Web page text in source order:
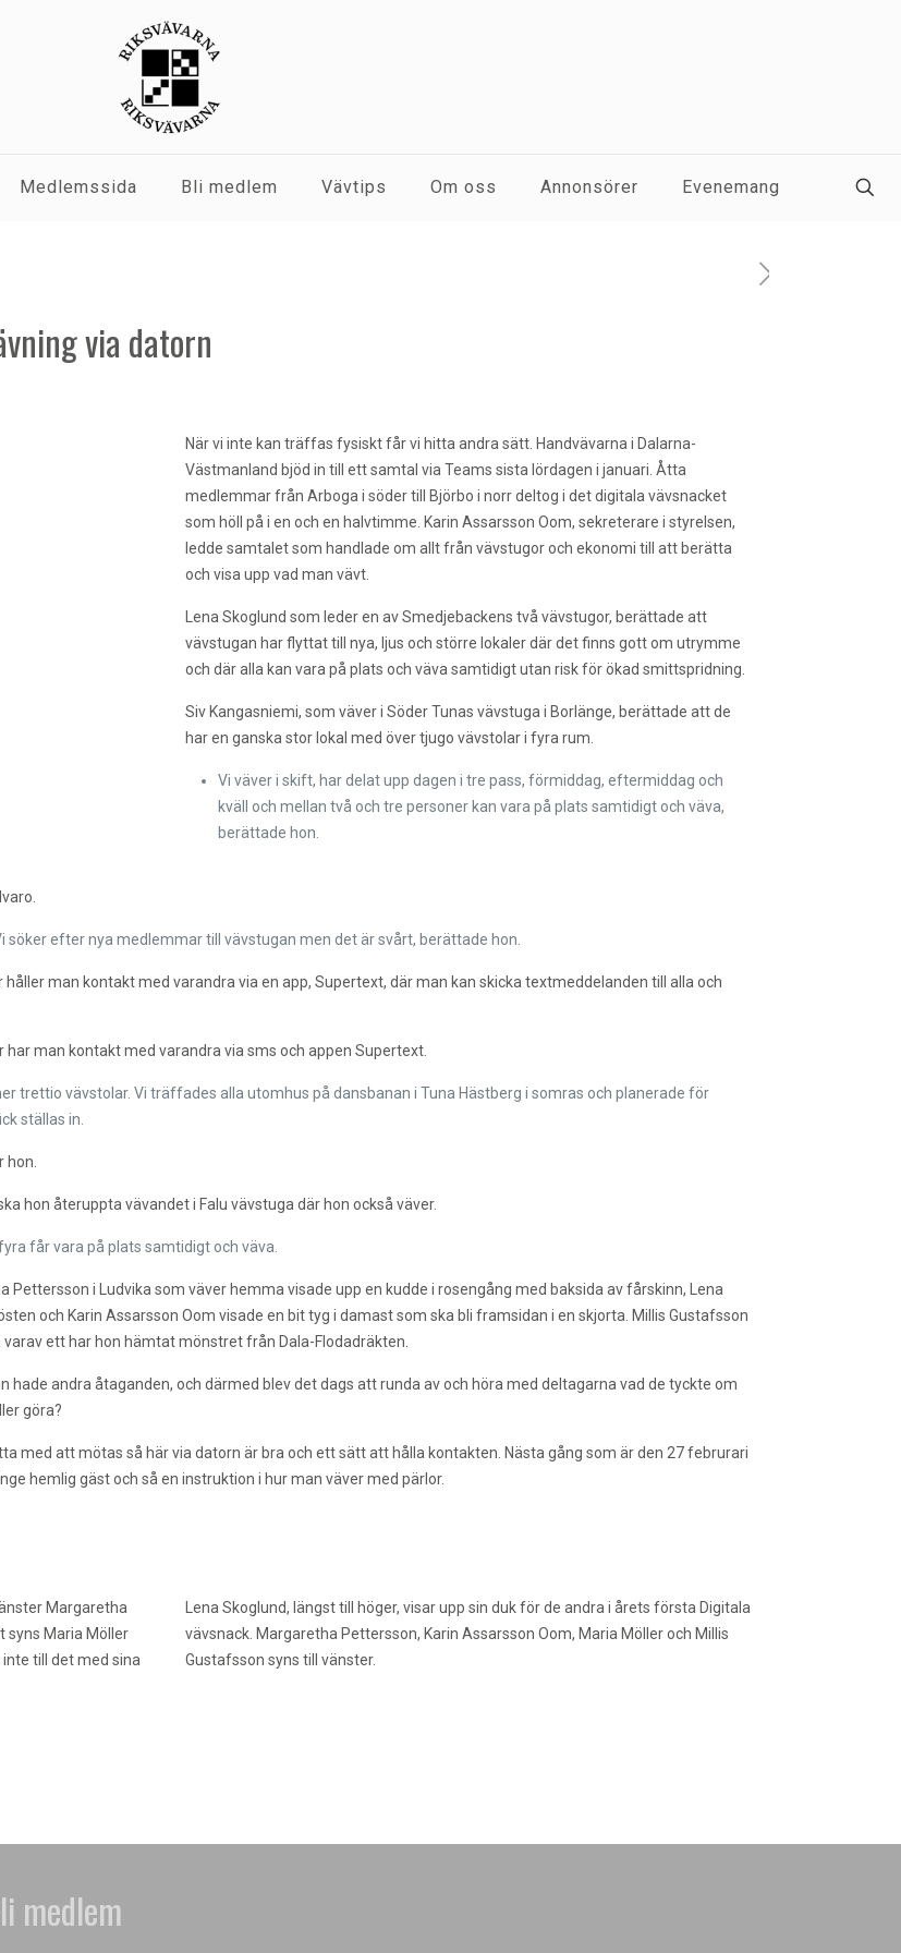
Medlemssida Bli medlem Vävtips Om oss Annonsörer Evenemang
via datorn
När vi inte kan träffas fysiskt får vi hitta andra sätt. Handvävarna i Dalarna-
Västmanland bjöd in till ett samtal via Teams sista lördagen i januari. Åtta
medlemmar från Arboga i söder till Björbo i norr deltog i det digitala vävsnacket
som höll på i en och en halvtimme. Karin Assarsson Oom, sekreterare i styrelsen,
ledde samtalet som handlade om allt från vävstugor och ekonomi till att berätta
och visa upp vad man vävt.
Lena Skoglund som leder en av Smedjebackens två vävstugor, berättade att
vävstugan har flyttat till nya, ljus och större lokaler där det finns gott om utrymme
och där alla kan vara på plats och väva samtidigt utan risk för ökad smittspridning.
Siv Kangasniemi, som väver i Söder Tunas vävstuga i Borlänge, berättade att de
har en ganska stor lokal med över tjugo vävstolar i fyra rum.
Vi väver i skift, har delat upp dagen i tre pass, förmiddag, eftermiddag och
kväll och mellan två och tre personer kan vara på plats samtidigt och väva,
berättade hon.
söker efter nya medlemmar till vävstugan men det är svårt, berättade hon.
man kontakt med varandra via en app, Supertext, där man kan skicka textmeddelanden till alla och
man kontakt med varandra via sms och appen Supertext.
trettio vävstolar. Vi träffades alla utomhus på dansbanan i Tuna Hästberg i somras och planerade för
ställas in.
hon.
hon återuppta vävandet i Falu vävstuga där hon också väver.
får vara på plats samtidigt och väva.
Pettersson i Ludvika som väver hemma visade upp en kudde i rosengång med baksida av fårskinn, Lena
och Karin Assarsson Oom visade en bit tyg i damast som ska bli framsidan i en skjorta. Millis Gustafsson
ett har hon hämtat mönstret från Dala-Flodadräkten.
andra åtaganden, och därmed blev det dags att runda av och höra med deltagarna vad de tyckte om
göra?
med att mötas så här via datorn är bra och ett sätt att hålla kontakten. Nästa gång som är den 27 februrari
hemlig gäst och så en instruktion i hur man väver med pärlor.
Margaretha
syns Maria Möller
till det med sina
Lena Skoglund, längst till höger, visar upp sin duk för de andra i årets första Digitala
vävsnack. Margaretha Pettersson, Karin Assarsson Oom, Maria Möller och Millis
Gustafsson syns till vänster.
medlem